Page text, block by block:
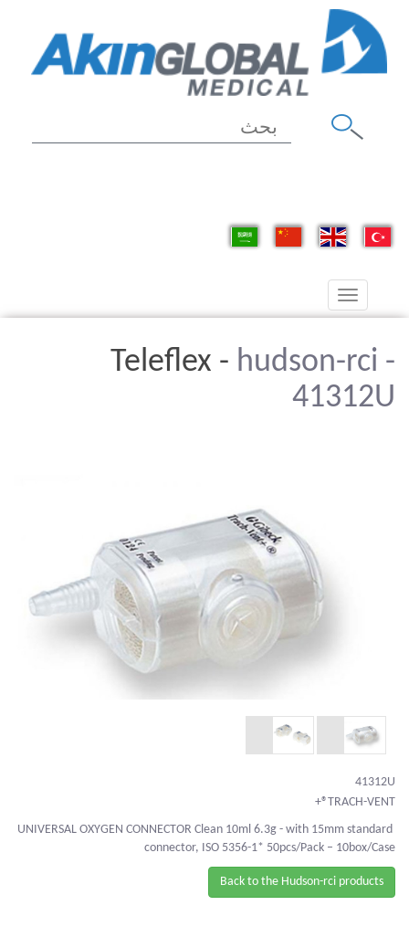
Toggle
navigation
Teleflex - hudson-rci -
41312U
41312U
TRACH-VENT®+
UNIVERSAL OXYGEN CONNECTOR Clean 10ml 6.3g - with 15mm standard
connector, ISO 5356-1* 50pcs/Pack – 10box/Case
Back to the Hudson-rci products